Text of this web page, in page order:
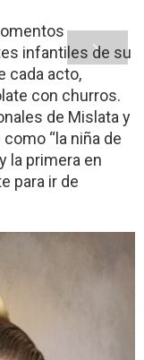
infantiles de su
cada acto,
con churros.
de Mislata y
“la niña de
la primera en
para ir de